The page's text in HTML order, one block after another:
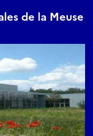
de la Meuse